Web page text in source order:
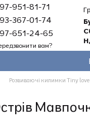
951-81-71
367-01-74
651-24-65
вам?
Розвиваючі килимки Tiny love